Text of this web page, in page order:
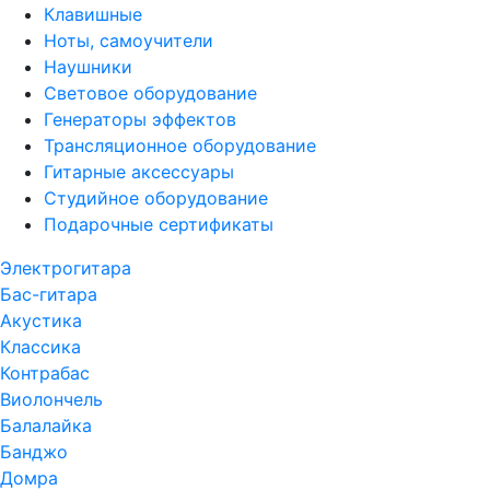
Клавишные
Ноты, самоучители
Наушники
Световое оборудование
Генераторы эффектов
Трансляционное оборудование
Гитарные аксессуары
Студийное оборудование
Подарочные сертификаты
Электрогитара
Бас-гитара
Акустика
Классика
Контрабас
Виолончель
Балалайка
Банджо
Домра